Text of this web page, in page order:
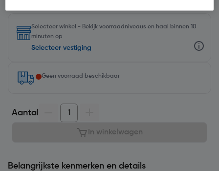
Selecteer winkel - Bekijk voorraadniveaus en haal binnen 10
minuten op
Selecteer vestiging
Geen voorraad beschikbaar
Aantal
In winkelwagen
Belangrijkste kenmerken en details